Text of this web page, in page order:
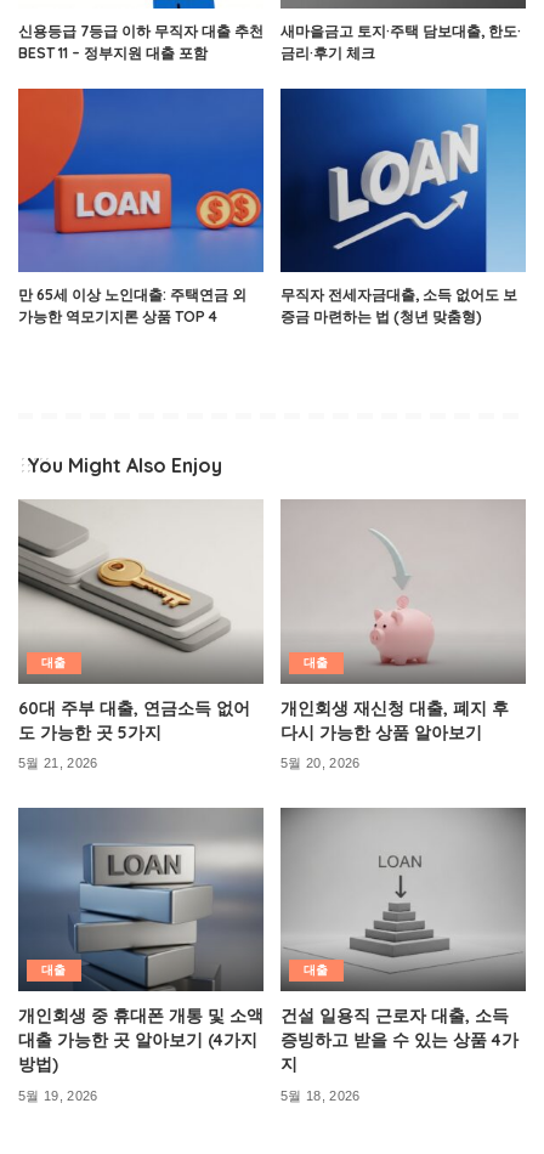
신용등급 7등급 이하 무직자 대출 추천
BEST 11 – 정부지원 대출 포함
새마을금고 토지·주택 담보대출, 한도·
금리·후기 체크
만 65세 이상 노인대출: 주택연금 외
가능한 역모기지론 상품 TOP 4
무직자 전세자금대출, 소득 없어도 보
증금 마련하는 법 (청년 맞춤형)
You Might Also Enjoy
대출
60대 주부 대출, 연금소득 없어
도 가능한 곳 5가지
5월 21, 2026
대출
개인회생 재신청 대출, 폐지 후
다시 가능한 상품 알아보기
5월 20, 2026
대출
개인회생 중 휴대폰 개통 및 소액
대출 가능한 곳 알아보기 (4가지
방법)
5월 19, 2026
대출
건설 일용직 근로자 대출, 소득
증빙하고 받을 수 있는 상품 4가
지
5월 18, 2026